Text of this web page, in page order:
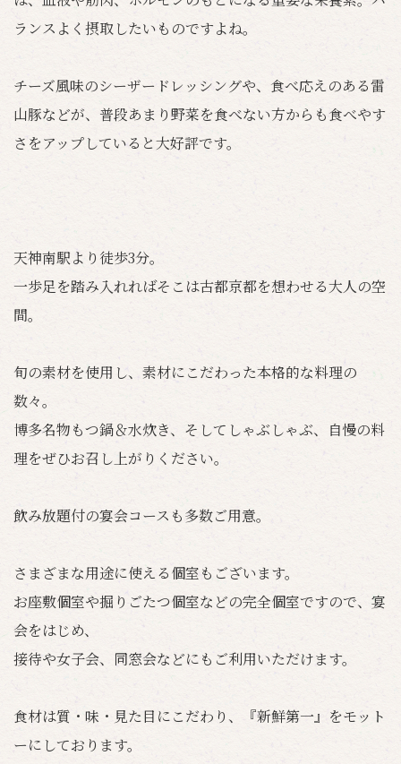
ランスよく摂取したいものですよね。
チーズ風味のシーザードレッシングや、食べ応えのある雷
山豚などが、普段あまり野菜を食べない方からも食べやす
さをアップしていると大好評です。
天神南駅より徒歩3分。
一歩足を踏み入れればそこは古都京都を想わせる大人の空
間。
旬の素材を使用し、素材にこだわった本格的な料理の
数々。
博多名物もつ鍋＆水炊き、そしてしゃぶしゃぶ、自慢の料
理をぜひお召し上がりください。
飲み放題付の宴会コースも多数ご用意。
さまざまな用途に使える個室もございます。
お座敷個室や掘りごたつ個室などの完全個室ですので、宴
会をはじめ、
接待や女子会、同窓会などにもご利用いただけます。
食材は質・味・見た目にこだわり、『新鮮第一』をモット
ーにしております。